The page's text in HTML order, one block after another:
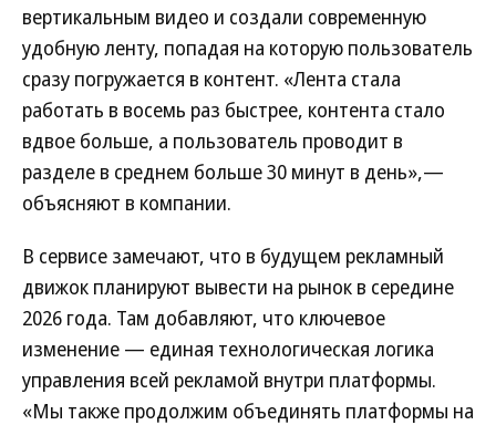
вертикальным видео и создали современную
удобную ленту, попадая на которую пользователь
сразу погружается в контент. «Лента стала
работать в восемь раз быстрее, контента стало
вдвое больше, а пользователь проводит в
разделе в среднем больше 30 минут в день»,—
объясняют в компании.
В сервисе замечают, что в будущем рекламный
движок планируют вывести на рынок в середине
2026 года. Там добавляют, что ключевое
изменение — единая технологическая логика
управления всей рекламой внутри платформы.
«Мы также продолжим объединять платформы на